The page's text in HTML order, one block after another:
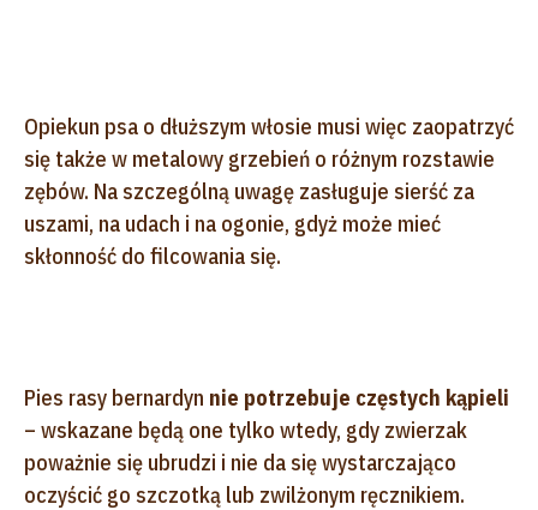
Opiekun psa o dłuższym włosie musi więc zaopatrzyć
się także w metalowy grzebień o różnym rozstawie
zębów. Na szczególną uwagę zasługuje sierść za
uszami, na udach i na ogonie, gdyż może mieć
skłonność do filcowania się.
Pies rasy bernardyn nie potrzebuje częstych kąpieli
– wskazane będą one tylko wtedy, gdy zwierzak
poważnie się ubrudzi i nie da się wystarczająco
oczyścić go szczotką lub zwilżonym ręcznikiem.